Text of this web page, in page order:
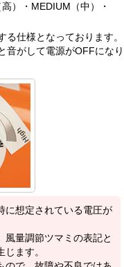
）・MEDIUM（中）・
仕様となっております。
音がして電源がOFFになり
に想定されている電圧が
風量調節ツマミの表記と
ます。